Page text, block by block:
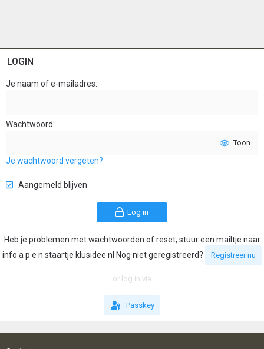
LOGIN
Je naam of e-mailadres
Wachtwoord
Toon
Je wachtwoord vergeten?
Aangemeld blijven
Log in
Heb je problemen met wachtwoorden of reset, stuur een mailtje naar
info a p e n staartje klusidee nl Nog niet geregistreerd?
Registreer nu
or log in via
Passkey